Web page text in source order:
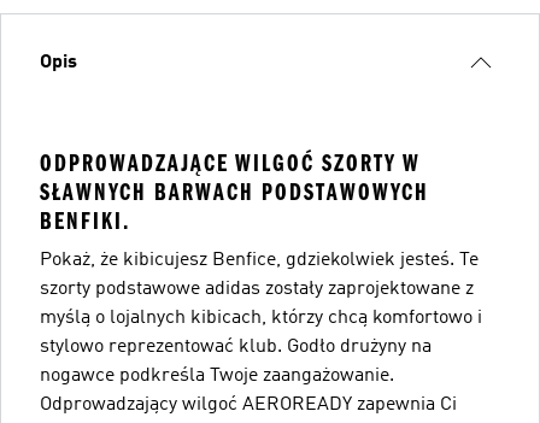
Opis
ODPROWADZAJĄCE WILGOĆ SZORTY W
SŁAWNYCH BARWACH PODSTAWOWYCH
BENFIKI.
Pokaż, że kibicujesz Benfice, gdziekolwiek jesteś. Te
szorty podstawowe adidas zostały zaprojektowane z
myślą o lojalnych kibicach, którzy chcą komfortowo i
stylowo reprezentować klub. Godło drużyny na
nogawce podkreśla Twoje zaangażowanie.
Odprowadzający wilgoć AEROREADY zapewnia Ci